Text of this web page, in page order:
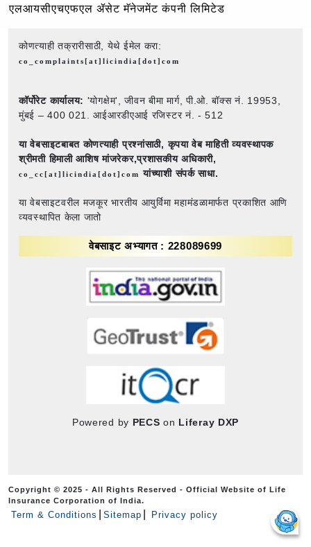
एलआयसीएचएफएल ॲसेट मॅनेजमेंट कंपनी लिमिटेड
कोणत्याही तक्रारीसाठी, येथे ईमेल करा:
co_complaints[at]licindia[dot]com
कॉर्पोरेट कार्यालय: 'योगक्षेम', जीवन बीमा मार्ग, पी.ओ. बॉक्स नं. 19953,
मुंबई – 400 021. आईआरडीएआई रजिस्टर नं. - 512
या वेबसाइटबाबत कोणत्याही प्रश्नांसाठी, कृपया वेब माहिती व्यवस्थापक
श्रीमती हिमाली आशिष मांजरेकर,प्रशासकीय अधिकारी,
co_cc[at]licindia[dot]comयांच्याशी संपर्क साधा.
या वेबसाइटवरील मजकूर भारतीय आयुर्विमा महामंडळामार्फत प्रकाशित आणि
व्यवस्थापित केला जातो
वेबसाइट अभ्यागत : 228089699
Powered by PECS on Liferay DXP
Copyright © 2025 - All Rights Reserved - Official Website of Life
Insurance Corporation of India.
Term & Conditions Sitemap Privacy policy